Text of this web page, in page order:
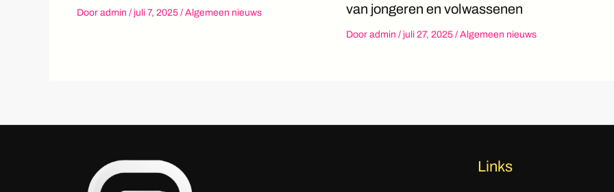
Door admin / juli 7, 2025 / Algemeen nieuws
van jongeren en volwassenen
Door admin / juli 27, 2025 / Algemeen nieuws
Links